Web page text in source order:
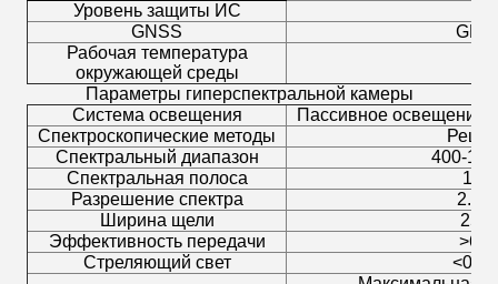
Уровень защиты ИС
GNSS
Рабочая температура
окружающей среды
Параметры гиперспектральной камеры
Система освещения
Пассивное освещение
Спектроскопические методы
Спектральный диапазон
400-
Спектральная полоса
Разрешение спектра
2.5
Ширина щели
Эффективность передачи
>
Стреляющий свет
<